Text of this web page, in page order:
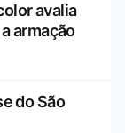
avalia
armação
do São